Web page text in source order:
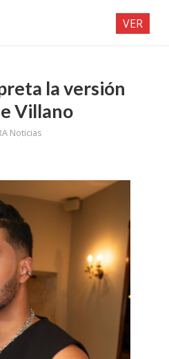
la versión
Villano
Noticias
VER